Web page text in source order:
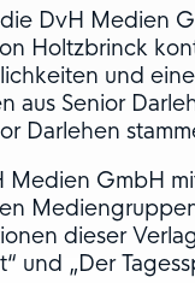
die DvH Medien
Holtzbrinck
und
aus Senior
Darlehen
Medien GmbH
dieser
und „Der